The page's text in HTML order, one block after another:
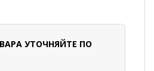
УТОЧНЯЙТЕ ПО